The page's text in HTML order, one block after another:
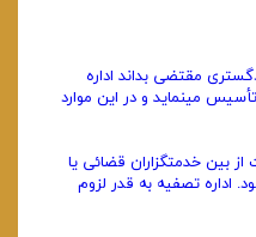
مقتضی بداند اداره
مینماید و در این‌ موارد
بین خدمتگزاران قضائی یا
اداره تصفیه به قدر لزوم